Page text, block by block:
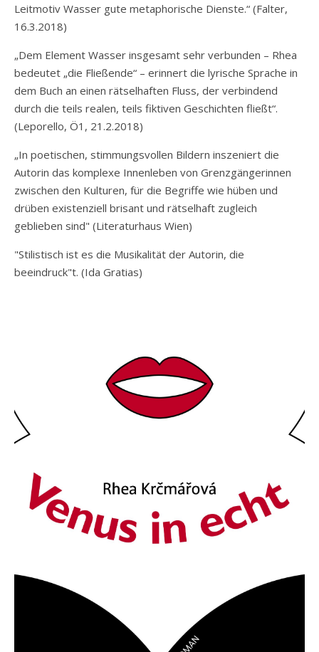
Leitmotiv Wasser gute metaphorische Dienste.“ (Falter,
16.3.2018)
„Dem Element Wasser insgesamt sehr verbunden – Rhea
bedeutet „die Fließende“ – erinnert die lyrische Sprache in
dem Buch an einen rätselhaften Fluss, der verbindend
durch die teils realen, teils fiktiven Geschichten fließt“.
(Leporello, Ö1, 21.2.2018)
„In poetischen, stimmungsvollen Bildern inszeniert die
Autorin das komplexe Innenleben von Grenzgängerinnen
zwischen den Kulturen, für die Begriffe wie hüben und
drüben existenziell brisant und rätselhaft zugleich
geblieben sind" (Literaturhaus Wien)
"Stilistisch ist es die Musikalität der Autorin, die
beeindruck"t. (Ida Gratias)